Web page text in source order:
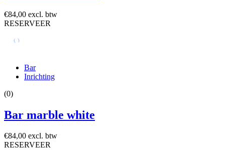
€84,00 excl. btw
RESERVEER
Bar
Inrichting
(0)
Bar marble white
€84,00 excl. btw
RESERVEER